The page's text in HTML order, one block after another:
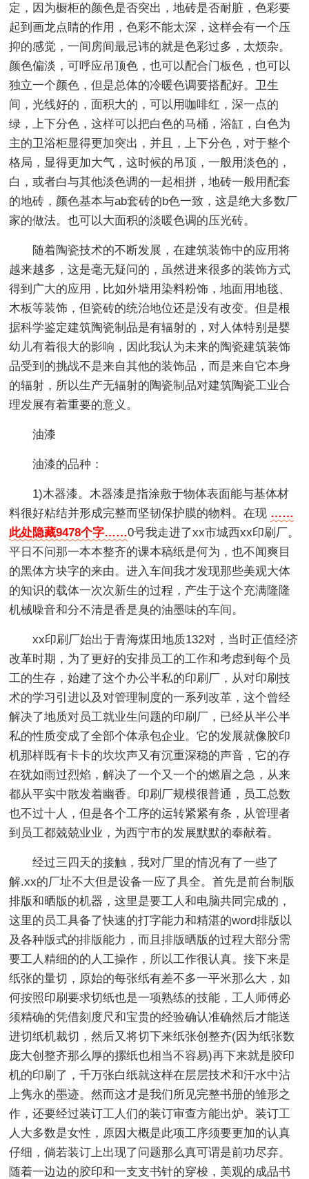
定，因为橱柜的颜色是否突出，地砖是否耐脏，色彩要
起到画龙点睛的作用，色彩不能太深，这样会有一个压
抑的感觉，一间房间最忌讳的就是色彩过多，太烦杂。
颜色偏淡，可呼应吊顶色，也可以配合门板色，也可以
独立一个颜色，但是总体的冷暖色调要搭配好。卫生
间，光线好的，面积大的，可以用咖啡红，深一点的
绿，上下分色，这样可以把白色的马桶，浴缸，白色为
主的卫浴柜显得更加突出，并且，上下分色，对于整个
格局，显得更加大气，这时候的吊顶，一般用淡色的，
白，或者白与其他淡色调的一起相拼，地砖一般用配套
的地砖，颜色基本与ab套砖的b色一致，这是绝大多数厂
家的做法。也可以大面积的淡暖色调的压光砖。
随着陶瓷技术的不断发展，在建筑装饰中的应用将
越来越多，这是毫无疑问的，虽然进来很多的装饰方式
得到广大的应用，比如外墙用染料粉饰，地面用地毯、
木板等装饰，但瓷砖的统治地位还是没有改变。但是根
据科学鉴定建筑陶瓷制品是有辐射的，对人体特别是婴
幼儿有着很大的影响，因此我认为未来的陶瓷建筑装饰
品受到的挑战不是来自其他的装饰品，而是来自它本身
的辐射，所以生产无辐射的陶瓷制品对建筑陶瓷工业合
理发展有着重要的意义。
油漆
油漆的品种：
1)木器漆。木器漆是指涂敷于物体表面能与基体材
料很好粘结并形成完整而坚韧保护膜的物料。在现 ……
此处隐藏9478个字……0号我走进了xx市城西xx印刷厂。
平日不问那一本本整齐的课本稿纸是何为，也不闻爽目
的黑体方块字的来由。进入车间我才发现那些美观大体
的知识的载体一次次新生的过程，产生于这个充满隆隆
机械噪音和分不清是香是臭的油墨味的车间。
xx印刷厂始出于青海煤田地质132对，当时正值经济
改革时期，为了更好的安排员工的工作和考虑到每个员
工的生存，始建了这个办公半私的印刷厂，从对印刷技
术的学习引进以及对管理制度的一系列改革，这个曾经
解决了地质对员工就业生问题的印刷厂，已经从半公半
私的性质变成了全部个体承包企业。它的发展就像胶印
机那样既有卡卡的坎坎声又有沉重深稳的声音，它的存
在犹如雨过烈焰，解决了一个又一个的燃眉之急，从来
都从平实中散发着幽香。印刷厂规模很普通，员工总数
也不过十人，但是各个工序的运转紧紧有条，从管理者
到员工都兢兢业业，为西宁市的发展默默的奉献着。
经过三四天的接触，我对厂里的情况有了一些了
解.xx的厂址不大但是设备一应了具全。首先是前台制版
排版和晒版的机器，这里是要工人和电脑共同完成的，
这里的员工具备了快速的打字能力和精湛的word排版以
及各种版式的排版能力，而且排版晒版的过程大部分需
要工人精细的的人工操作，所以工作很认真。接下来是
纸张的量切，原始的每张纸有差不多一平米那么大，如
何按照印刷要求切纸也是一项熟练的技能，工人师傅必
须精确的凭借刻度尺和宝贵的经验确认准确然后才能送
进切纸机裁切，然后又将切下来纸张创整齐(因为纸张数
庞大创整齐那么厚的摞纸也相当不容易)再下来就是胶印
机的印刷了，千万张白纸就这样在层层技术和汗水中沾
上隽永的墨迹。然而这才是我们所见完整书册的雏形之
作，还要经过装订工人们的装订审查方能出炉。装订工
人大多数是女性，原因大概是此项工序须要更加的认真
仔细，倘若装订上出现了问题那么真可谓是前功尽弃。
随着一边边的胶印和一支支书针的穿梭，美观的成品书